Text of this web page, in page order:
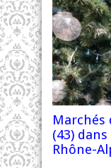
Marchés
(43)
Rhône-